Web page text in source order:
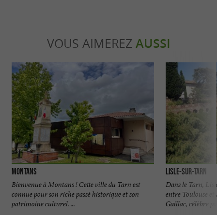
VOUS AIMEREZ AUSSI
Montans
Bienvenue à Montans ! Cette ville du Tarn est
connue pour son riche passé historique et son
patrimoine culturel. ...
Lisle-sur-Tarn
Dans le Tarn,
entre Toulouse
Gaillac, célèbre